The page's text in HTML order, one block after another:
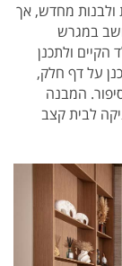
מחדש, אך
במגרש
ולתכנן
על דף חלק,
המבנה
לבית קצב